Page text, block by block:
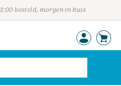
besteld, morgen in huis